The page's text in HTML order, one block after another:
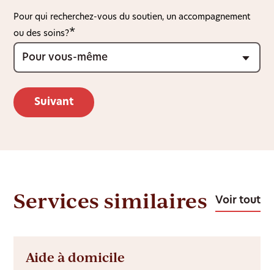
Pour qui recherchez-vous du soutien, un accompagnement
ou des soins?
Services similaires Voir tout
Aide à domicile